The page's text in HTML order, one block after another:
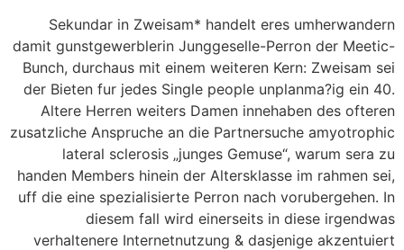
Sekundar in Zweisam* handelt eres umherwandern
damit gunstgewerblerin Junggeselle-Perron der Meetic-
Bunch, durchaus mit einem weiteren Kern: Zweisam sei
der Bieten fur jedes Single people unplanma?ig ein 40.
Altere Herren weiters Damen innehaben des ofteren
zusatzliche Anspruche an die Partnersuche amyotrophic
lateral sclerosis „junges Gemuse“, warum sera zu
handen Members hinein der Altersklasse im rahmen sei,
uff die eine spezialisierte Perron nach vorubergehen. In
diesem fall wird einerseits in diese irgendwas
verhaltenere Internetnutzung & dasjenige akzentuiert